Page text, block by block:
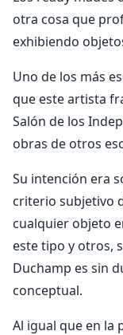
otra cosa que
exhibiendo
Uno de los más
que este artista
Salón de los
obras de otros
Su intención era
criterio subjetivo
cualquier objeto
este tipo y otros,
Duchamp es sin
conceptual.
Al igual que en la